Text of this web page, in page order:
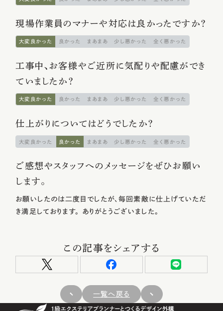
現場作業員のマナーや対応は良かったですか？
大変良かった 良かった まあまあ 少し悪かった 全く悪かった
工事中、お客様やご近所に気配りや配慮ができ
ていましたか？
大変良かった 良かった まあまあ 少し悪かった 全く悪かった
仕上がりについてはどうでしたか？
大変良かった 良かった まあまあ 少し悪かった 全く悪かった
ご感想やスタッフへのメッセージをぜひお願い
します。
お願いしたのは二度目でしたが、毎回素敵に仕上げていただ
き満足しております。 ありがとうございました。
この記事をシェアする
一覧へ戻る